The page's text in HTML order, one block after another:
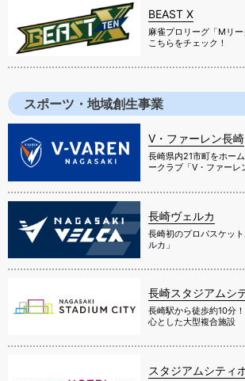
BEAST X
麻雀プロリーグ「Mリ
こちらをチェック！
スポーツ・地域創生事業
V・ファーレン長崎
長崎県内21市町をホー
ークラブ「V・ファーレ
長崎ヴェルカ
長崎初のプロバスケッ
ルカ」
長崎スタジアムシ
長崎駅から徒歩約10分
心とした大型複合施設
スタジアムシティ